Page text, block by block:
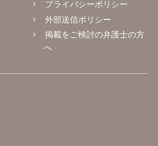
プライバシーポリシー
外部送信ポリシー
掲載をご検討の弁護士の方
へ